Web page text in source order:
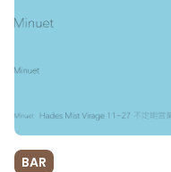
BAR